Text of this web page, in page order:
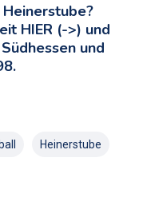
HIER (->) und
und
Heinerstube